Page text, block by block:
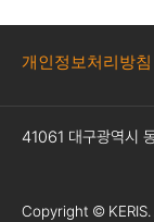
개인정보처리방침
41061 대구광역시
Copyright © KERIS.